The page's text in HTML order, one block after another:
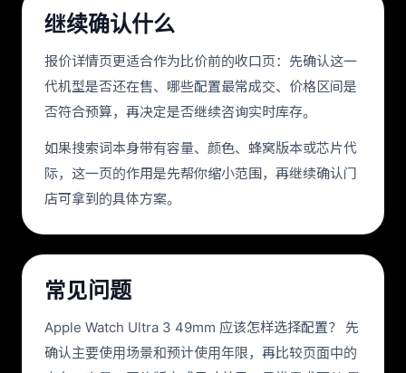
继续确认什么
报价详情页更适合作为比价前的收口页：先确认这一
代机型是否还在售、哪些配置最常成交、价格区间是
否符合预算，再决定是否继续咨询实时库存。
如果搜索词本身带有容量、颜色、蜂窝版本或芯片代
际，这一页的作用是先帮你缩小范围，再继续确认门
店可拿到的具体方案。
常见问题
Apple Watch Ultra 3 49mm 应该怎样选择配置？ 先
确认主要使用场景和预计使用年限，再比较页面中的